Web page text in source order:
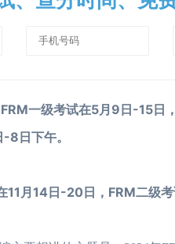
一级考试在5月9日-15日
8日下午。
11月14日-20日，FRM二级